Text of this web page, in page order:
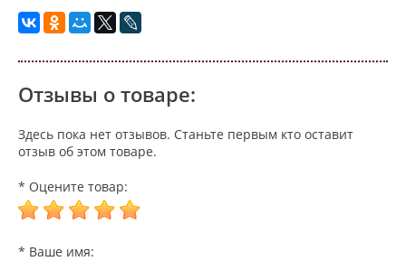
Отзывы о товаре:
Здесь пока нет отзывов. Станьте первым кто оставит
отзыв об этом товаре.
* Оцените товар:
* Ваше имя: